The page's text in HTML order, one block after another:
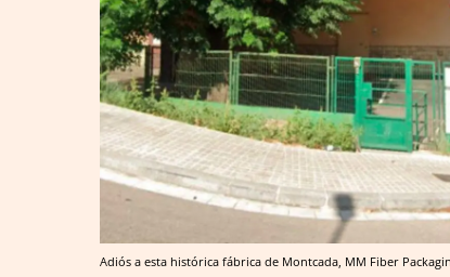
Adiós a esta histórica fábrica de Montcada, MM Fiber